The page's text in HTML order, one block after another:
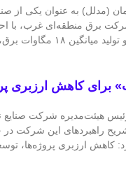
(مدلل) به عنوان یکی از
برق منطقه‌ای غرب، با
برای کاهش ارزبری
هیئت‌مدیره شرکت صنایع
راهبردهای این شرکت در
کرد: کاهش ارزبری پروژه‌ها،